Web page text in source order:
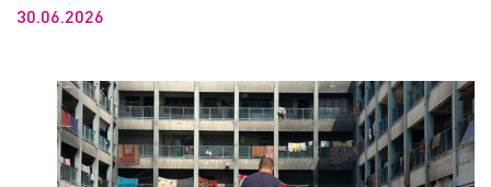
30.06.2026